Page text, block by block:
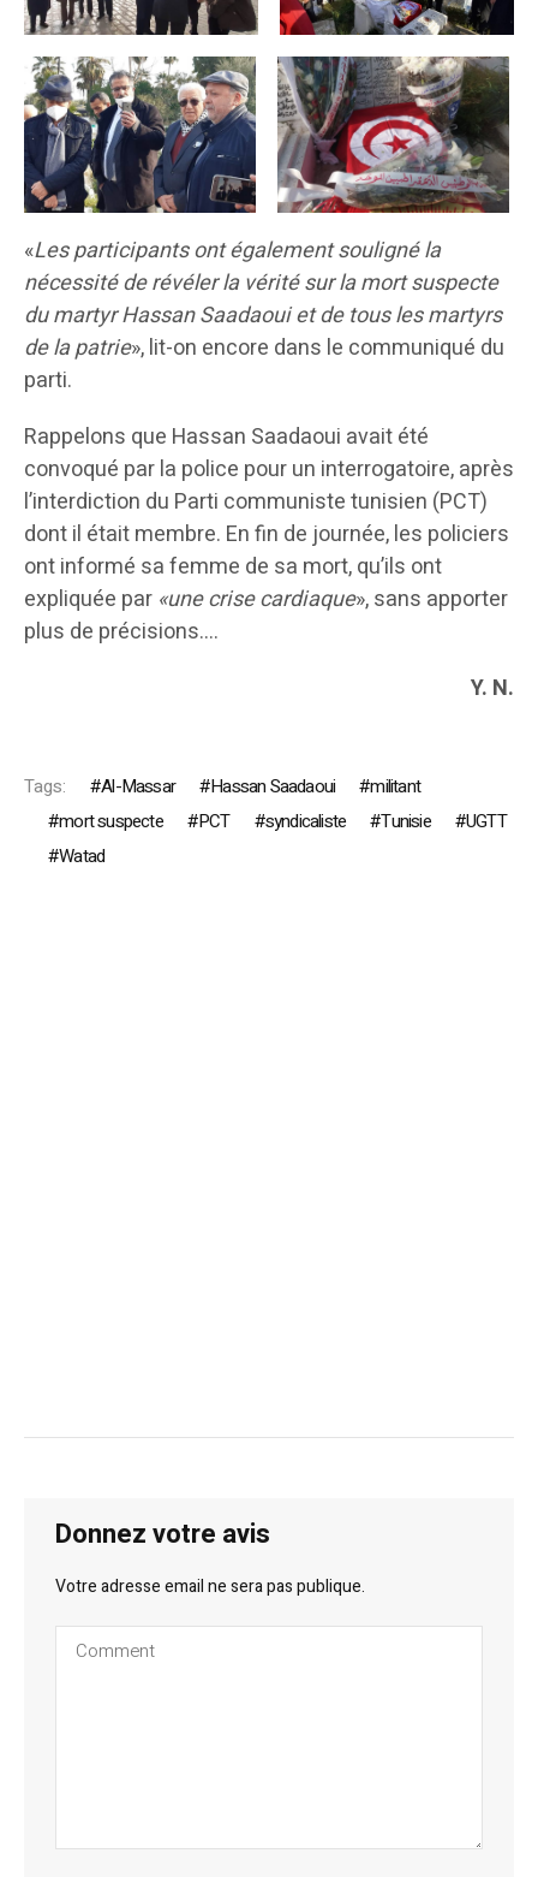
«Les participants ont également souligné la
nécessité de révéler la vérité sur la mort suspecte
du martyr Hassan Saadaoui et de tous les martyrs
de la patrie», lit-on encore dans le communiqué du
parti.
Rappelons que Hassan Saadaoui avait été
convoqué par la police pour un interrogatoire, après
l’interdiction du Parti communiste tunisien (PCT)
dont il était membre. En fin de journée, les policiers
ont informé sa femme de sa mort, qu’ils ont
expliquée par «une crise cardiaque», sans apporter
plus de précisions….
Y. N.
Tags: Al-Massar Hassan Saadaoui
militant
mort suspecte
PCT syndicaliste Tunisie
UGTT
Watad
Donnez votre avis
Votre adresse email ne sera pas publique.